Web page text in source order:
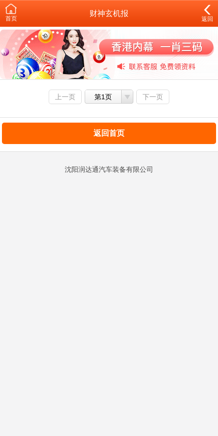
首页
财神玄机报
返回
上一页 第1页 下一页
返回首页
沈阳润达通汽车装备有限公司